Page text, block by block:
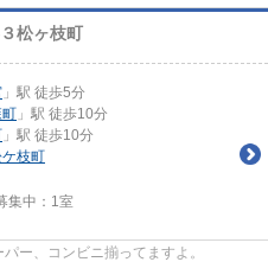
松ヶ枝町
」駅 徒歩5分
」駅 徒歩10分
」駅 徒歩10分
枝町
集中： 1室
、コンビニ揃ってますよ。